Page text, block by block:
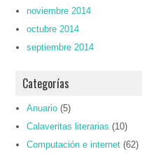
noviembre 2014
octubre 2014
septiembre 2014
Categorías
Anuario (5)
Calaveritas literarias (10)
Computación e internet (62)